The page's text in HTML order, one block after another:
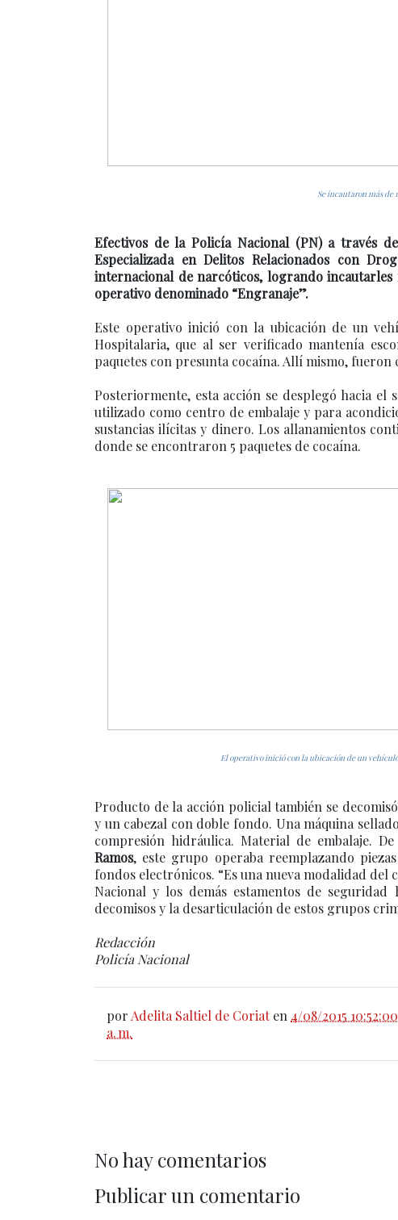
Se incautaron más de
Efectivos de la Policía Nacional (PN) a través
Especializada en Delitos Relacionados con
internacional de narcóticos, logrando incautarles
operativo denominado “Engranaje”.
Este operativo inició con la ubicación de un
Hospitalaria, que al ser verificado mantenía
paquetes con presunta cocaína. Allí mismo,
Posteriormente, esta acción se desplegó hacia
utilizado como centro de embalaje y para
sustancias ilícitas y dinero. Los allanamientos
donde se encontraron 5 paquetes de cocaína.
El operativo inició con la ubicación de un
Producto de la acción policial también se
y un cabezal con doble fondo. Una máquina
compresión hidráulica. Material de embalaje.
Ramos, este grupo operaba reemplazando
fondos electrónicos. “Es una nueva modalidad
Nacional y los demás estamentos de
decomisos y la desarticulación de estos grupos
Redacción
Policía Nacional
por Adelita Saltiel de Coriat en 4/08/2015 10:52:00
a. m.
No hay comentarios
Publicar un comentario